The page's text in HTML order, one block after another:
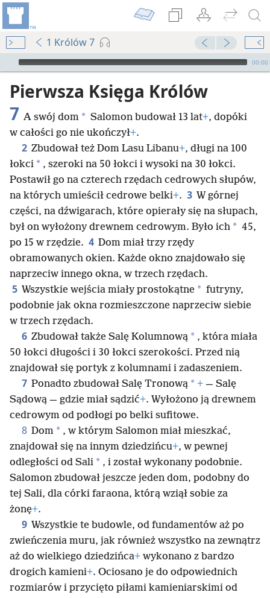
1 Królów 7
Audio Player
00:00
Pierwsza Księga Królów
7 A swój dom * Salomon budował 13 lat+, dopóki
w całości go nie ukończył+.
2 Zbudował też Dom Lasu Libanu+, długi na 100
łokci * , szeroki na 50 łokci i wysoki na 30 łokci.
Postawił go na czterech rzędach cedrowych słupów,
na których umieścił cedrowe belki+. 3 W górnej
części, na dźwigarach, które opierały się na słupach,
był on wyłożony drewnem cedrowym. Było ich * 45,
po 15 w rzędzie. 4 Dom miał trzy rzędy
obramowanych okien. Każde okno znajdowało się
naprzeciw innego okna, w trzech rzędach.
5 Wszystkie wejścia miały prostokątne * futryny,
podobnie jak okna rozmieszczone naprzeciw siebie
w trzech rzędach.
6 Zbudował także Salę Kolumnową * , która miała
50 łokci długości i 30 łokci szerokości. Przed nią
znajdował się portyk z kolumnami i zadaszeniem.
7 Ponadto zbudował Salę Tronową * + — Salę
Sądową — gdzie miał sądzić+. Wyłożono ją drewnem
cedrowym od podłogi po belki sufitowe.
8 Dom * , w którym Salomon miał mieszkać,
znajdował się na innym dziedzińcu+, w pewnej
odległości od Sali * , i został wykonany podobnie.
Salomon zbudował jeszcze jeden dom, podobny do
tej Sali, dla córki faraona, którą wziął sobie za
żonę+.
9 Wszystkie te budowle, od fundamentów aż po
zwieńczenia muru, jak również wszystko na zewnątrz
aż do wielkiego dziedzińca+ wykonano z bardzo
drogich kamieni+. Ociosano je do odpowiednich
rozmiarów i przycięto piłami kamieniarskimi od